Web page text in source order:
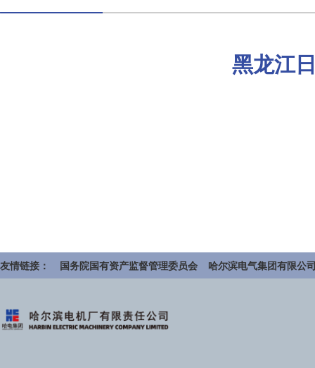
黑龙江
友情链接： 国务院国有资产监督管理委员会 哈尔滨电气集团有限公